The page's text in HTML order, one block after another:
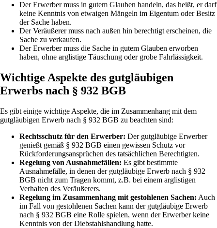
Der Erwerber muss in gutem Glauben handeln, das heißt, er darf
keine Kenntnis von etwaigen Mängeln im Eigentum oder Besitz
der Sache haben.
Der Veräußerer muss nach außen hin berechtigt erscheinen, die
Sache zu verkaufen.
Der Erwerber muss die Sache in gutem Glauben erworben
haben, ohne arglistige Täuschung oder grobe Fahrlässigkeit.
Wichtige Aspekte des gutgläubigen
Erwerbs nach § 932 BGB
Es gibt einige wichtige Aspekte, die im Zusammenhang mit dem
gutgläubigen Erwerb nach § 932 BGB zu beachten sind:
Rechtsschutz für den Erwerber: Der gutgläubige Erwerber
genießt gemäß § 932 BGB einen gewissen Schutz vor
Rückforderungsansprüchen des tatsächlichen Berechtigten.
Regelung von Ausnahmefällen: Es gibt bestimmte
Ausnahmefälle, in denen der gutgläubige Erwerb nach § 932
BGB nicht zum Tragen kommt, z.B. bei einem arglistigen
Verhalten des Veräußerers.
Regelung im Zusammenhang mit gestohlenen Sachen: Auch
im Fall von gestohlenen Sachen kann der gutgläubige Erwerb
nach § 932 BGB eine Rolle spielen, wenn der Erwerber keine
Kenntnis von der Diebstahlshandlung hatte.